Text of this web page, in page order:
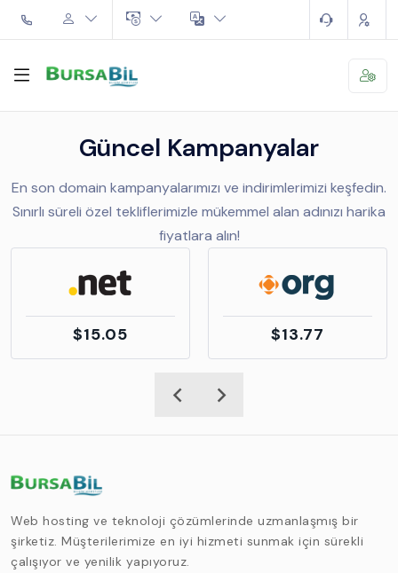
Güncel Kampanyalar
En son domain kampanyalarımızı ve indirimlerimizi keşfedin.
Sınırlı süreli özel tekliflerimizle mükemmel alan adınızı harika
fiyatlara alın!
$15.05 $13.77
Web hosting ve teknoloji çözümlerinde uzmanlaşmış bir
şirketiz. Müşterilerimize en iyi hizmeti sunmak için sürekli
çalışıyor ve yenilik yapıyoruz.